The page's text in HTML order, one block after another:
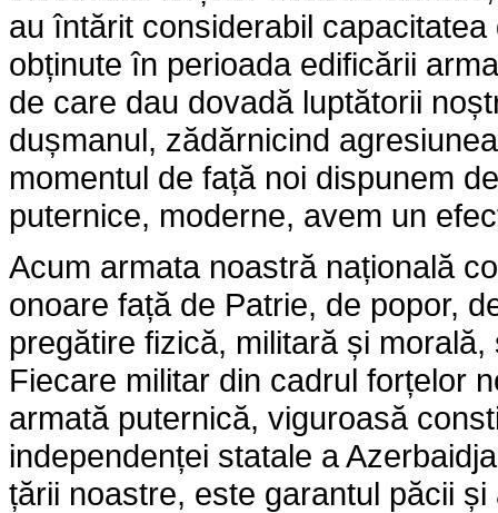
au întărit considerabil
obținute în perioada edificării
de care dau dovadă luptătorii
dușmanul, zădărnicind
momentul de față noi dispunem
puternice, moderne, avem un
Acum armata noastră națională
onoare față de Patrie, de popor,
pregătire fizică, militară și
Fiecare militar din cadrul forțelor
armată puternică, viguroasă
independenței statale a
țării noastre, este garantul păcii și